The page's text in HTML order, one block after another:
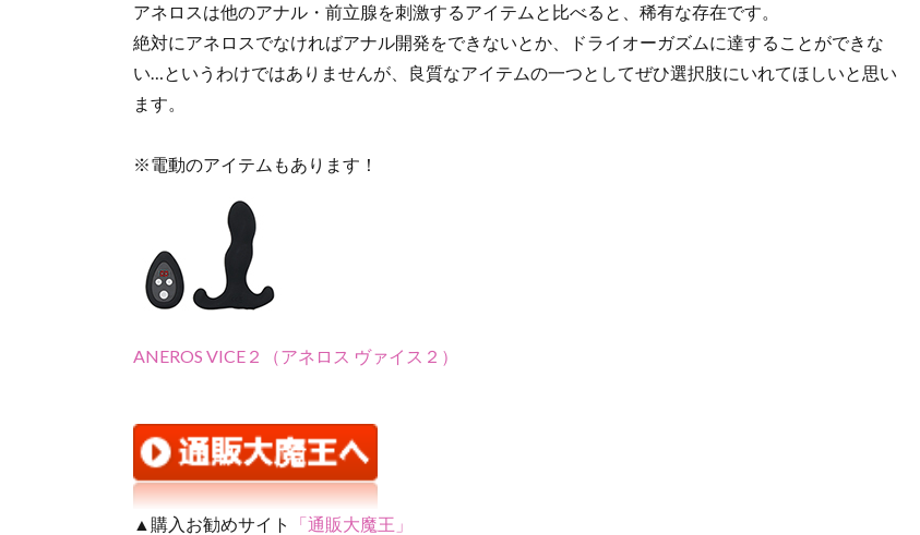
アネロスは他のアナル・前立腺を刺激するアイテムと比べると、稀有な存在です。
絶対にアネロスでなければアナル開発をできないとか、ドライオーガズムに達することができな
い…というわけではありませんが、良質なアイテムの一つとしてぜひ選択肢にいれてほしいと思い
ます。
※電動のアイテムもあります！
ANEROS VICE２（アネロス ヴァイス２）
▲購入お勧めサイト 「通販大魔王」